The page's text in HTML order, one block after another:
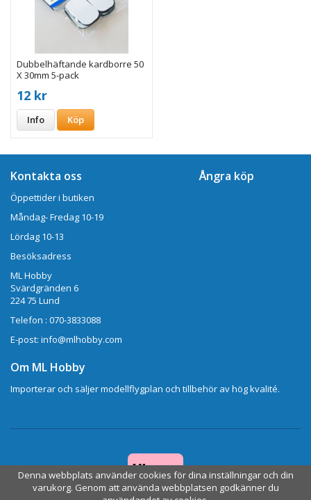
Dubbelhäftande kardborre 50
X 30mm 5-pack
12 kr
Info Köp
Kontakta oss
Öppettider i butiken
Måndag- Fredag 10-19
Lördag 10-13
Besöksadress
ML Hobby
Svärdgränden 6
224 75 Lund
Telefon : 070-3833088
E-post: info@mlhobby.com
Ångra köp
Om ML Hobby
Importerar och säljer modellflygplan och tillbehör av hög kvalité.
Denna webbplats använder cookies för dina inställningar och din
varukorg. Genom att använda webbplatsen godkänner du